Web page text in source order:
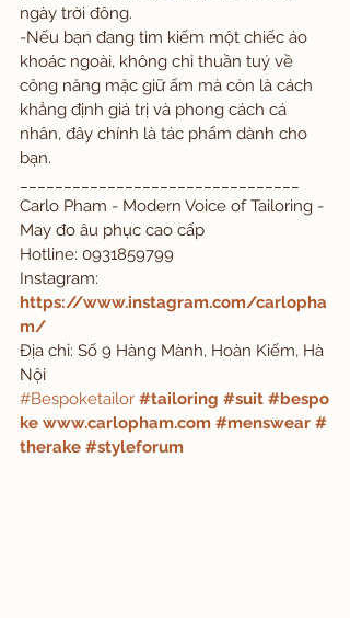
ngày trời đông.
-Nếu bạn đang tìm kiếm một chiếc áo
khoác ngoài, không chỉ thuần tuý về
công năng mặc giữ ấm mà còn là cách
khẳng định giá trị và phong cách cá
nhân, đây chính là tác phẩm dành cho
bạn.
Carlo Pham - Modern Voice of Tailoring -
May đo âu phục cao cấp
Hotline: 0931859799
Instagram:
https://www.instagram.com/carlopha
m/
Địa chỉ: Số 9 Hàng Mành, Hoàn Kiếm, Hà
Nội
#Bespoketailor #tailoring #suit #bespo
ke www.carlopham.com #menswear #
therake #styleforum